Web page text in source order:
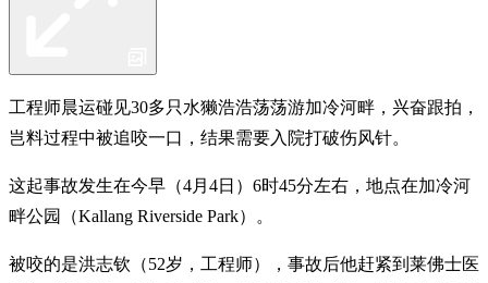
工程师晨运碰见30多只水獭浩浩荡荡游加冷河畔，兴奋跟拍，
岂料过程中被追咬一口，结果需要入院打破伤风针。
这起事故发生在今早（4月4日）6时45分左右，地点在加冷河
畔公园（Kallang Riverside Park）。
被咬的是洪志钦（52岁，工程师），事故后他赶紧到莱佛士医